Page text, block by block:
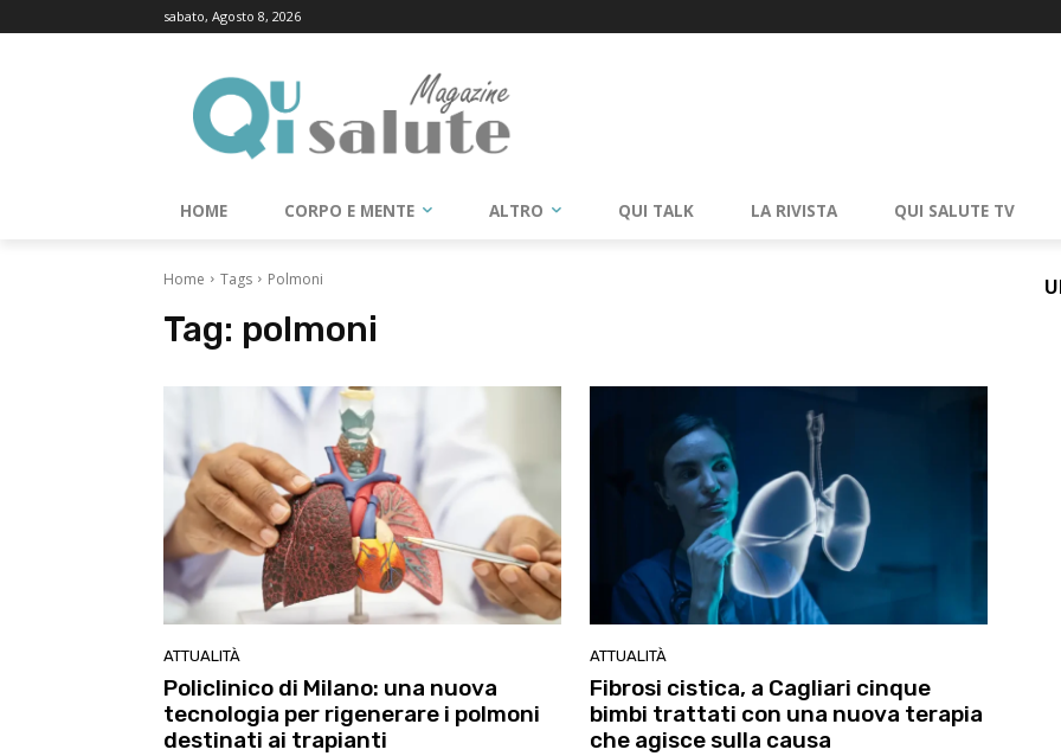
sabato, Agosto 8, 2026
HOME CORPO E MENTE ALTRO QUI TALK LA RIVISTA QUI SALUTE TV
Home Tags Polmoni
Tag: polmoni
ATTUALITÀ
Policlinico di Milano: una nuova
tecnologia per rigenerare i polmoni
destinati ai trapianti
ATTUALITÀ
Fibrosi cistica, a Cagliari cinque
bimbi trattati con una nuova terapia
che agisce sulla causa